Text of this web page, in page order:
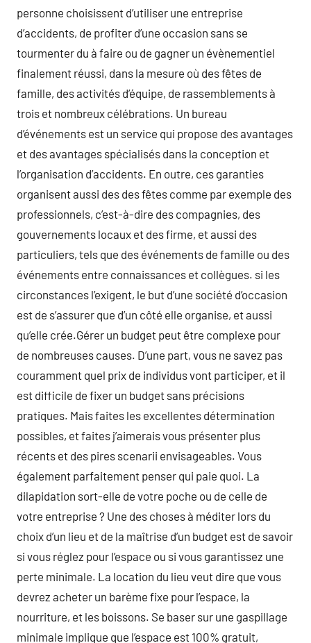
personne choisissent d’utiliser une entreprise
d’accidents, de profiter d’une occasion sans se
tourmenter du à faire ou de gagner un évènementiel
finalement réussi, dans la mesure où des fêtes de
famille, des activités d’équipe, de rassemblements à
trois et nombreux célébrations. Un bureau
d’événements est un service qui propose des avantages
et des avantages spécialisés dans la conception et
l’organisation d’accidents. En outre, ces garanties
organisent aussi des des fêtes comme par exemple des
professionnels, c’est-à-dire des compagnies, des
gouvernements locaux et des firme, et aussi des
particuliers, tels que des événements de famille ou des
événements entre connaissances et collègues. si les
circonstances l’exigent, le but d’une société d’occasion
est de s’assurer que d’un côté elle organise, et aussi
qu’elle crée.Gérer un budget peut être complexe pour
de nombreuses causes. D’une part, vous ne savez pas
couramment quel prix de individus vont participer, et il
est difficile de fixer un budget sans précisions
pratiques. Mais faites les excellentes détermination
possibles, et faites j’aimerais vous présenter plus
récents et des pires scenarii envisageables. Vous
également parfaitement penser qui paie quoi. La
dilapidation sort-elle de votre poche ou de celle de
votre entreprise ? Une des choses à méditer lors du
choix d’un lieu et de la maîtrise d’un budget est de savoir
si vous réglez pour l’espace ou si vous garantissez une
perte minimale. La location du lieu veut dire que vous
devrez acheter un barème fixe pour l’espace, la
nourriture, et les boissons. Se baser sur une gaspillage
minimale implique que l’espace est 100% gratuit,